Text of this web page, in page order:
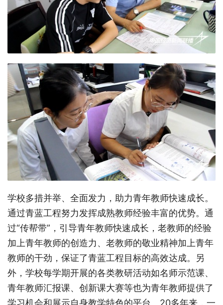
学校多措并举、全面发力，助力青年教师快速成长。
通过青蓝工程努力发挥成熟教师经验丰富的优势。通
过“传帮带”，引导青年教师快速成长，老教师的经验
加上青年教师的创造力、老教师的敬业精神加上青年
教师的干劲，保证了青蓝工程目标的高效达成。另
外，学校每学期开展的各类教研活动如名师示范课、
青年教师汇报课、创新课大赛等也为青年教师提供了
学习机会和展示自身教学特色的平台。20多年来，一